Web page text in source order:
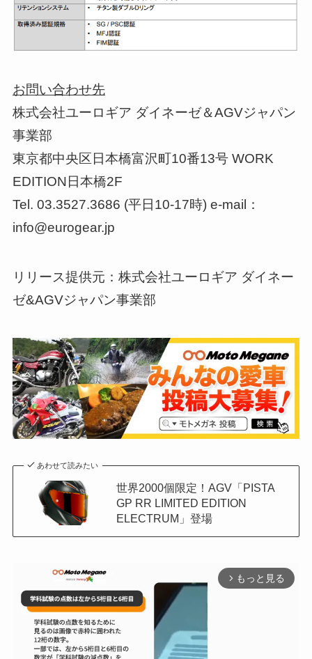
お問い合わせ先
株式会社ユーロギア ダイネーゼ＆AGVジャパン
事業部
東京都中央区日本橋富沢町10番13号 WORK
EDITION日本橋2F
Tel. 03.3527.3686 (平日10-17時) e-mail：
info@eurogear.jp
リリース提供元：株式会社ユーロギア ダイネー
ゼ&AGVジャパン事業部
あわせて読みたい
世界2000個限定！AGV「PISTA
GP RR LIMITED EDITION
ELECTRUM」登場
arrow_forward_ios もっと見る